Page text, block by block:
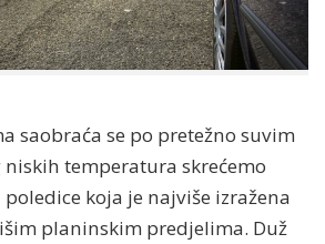
saobraća se po pretežno suvim
niskih temperatura skrećemo
koja je najviše izražena
planinskim predjelima. Duž